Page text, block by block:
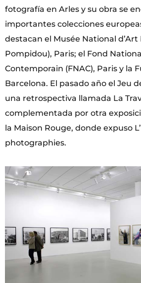
fotografía en Arles y su obra se
importantes colecciones
destacan el Musée National
Pompidou), Paris; el Fond
Contemporain (FNAC), Paris y la
Barcelona. El pasado año el Jeu
una retrospectiva llamada La
complementada por otra
la Maison Rouge, donde expuso
photographies.